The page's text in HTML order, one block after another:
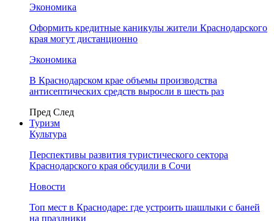
Экономика
Оформить кредитные каникулы жители Краснодарского
края могут дистанционно
Экономика
В Краснодарском крае объемы производства
антисептических средств выросли в шесть раз
Пред След
Туризм
Культура
Перспективы развития туристического сектора
Краснодарского края обсудили в Сочи
Новости
Топ мест в Краснодаре: где устроить шашлыки с баней
на праздники